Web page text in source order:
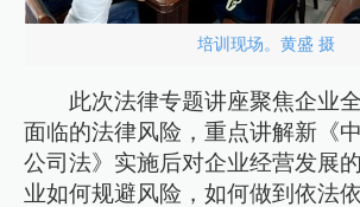
培训现场。黄盛 摄
此次法律专题讲座聚焦企业
面临的法律风险，重点讲解新《
公司法》实施后对企业经营发展
业如何规避风险，如何做到依法